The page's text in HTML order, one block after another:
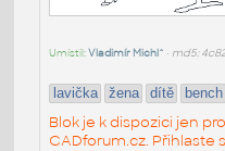
Umístil:Vladimír Michl^ • md5:
lavička žena dítě bench
Blok je k dispozici jen
CADforum.cz. Přihlaste